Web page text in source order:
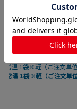
> 乾物・缶詰・瓶詰 業
温 1袋※軽（ご注文単
常温 1袋※軽（ご注文単